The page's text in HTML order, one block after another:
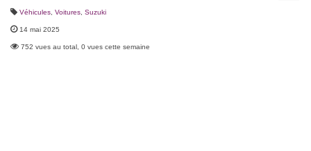
Véhicules Voitures Suzuki
14 mai 2025
752 vues au total, 0 vues cette semaine